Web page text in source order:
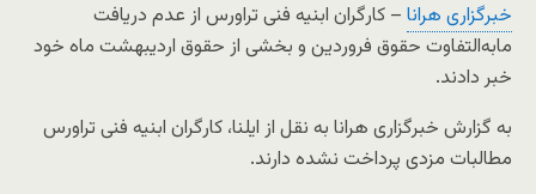
خبرگزاری هرانا – کارگران ابنیه فنی تراورس از عدم دریافت
مابه‌التفاوت حقوق فروردین و بخشی از حقوق اردیبهشت ماه خود
خبر دادند.
به گزارش خبرگزاری هرانا به نقل از ایلنا، کارگران ابنیه فنی تراورس
مطالبات مزدی پرداخت نشده دارند.